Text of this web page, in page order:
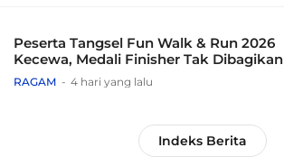
Peserta Tangsel Fun Walk & Run 2026
Kecewa, Medali Finisher Tak Dibagikan
RAGAM 4 hari yang lalu
Indeks Berita